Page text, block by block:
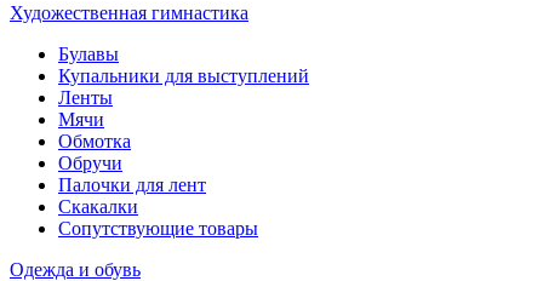
Художественная гимнастика
Булавы
Купальники для выступлений
Ленты
Мячи
Обмотка
Обручи
Палочки для лент
Скакалки
Сопутствующие товары
Одежда и обувь